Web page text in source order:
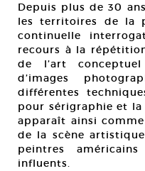
Depuis plus de 30
les territoires de la
continuelle
recours à la
de l’art
d’images
différentes
pour sérigraphie et
apparaît ainsi
de la scène
peintres
influents.